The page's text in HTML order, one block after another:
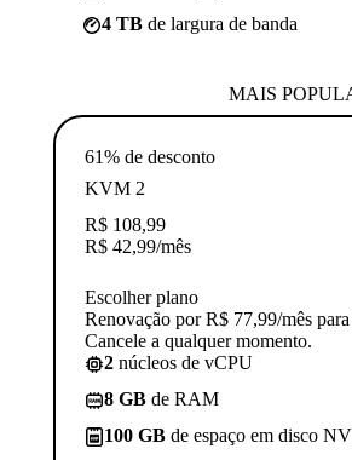
4 TB de largura de banda
MAIS
61% de desconto
KVM 2
R$ 108,99
R$ 42,99/mês
Escolher plano
Renovação por R$ 77,99/mês para
Cancele a qualquer momento.
2 núcleos de vCPU
8 GB de RAM
100 GB de espaço em disco